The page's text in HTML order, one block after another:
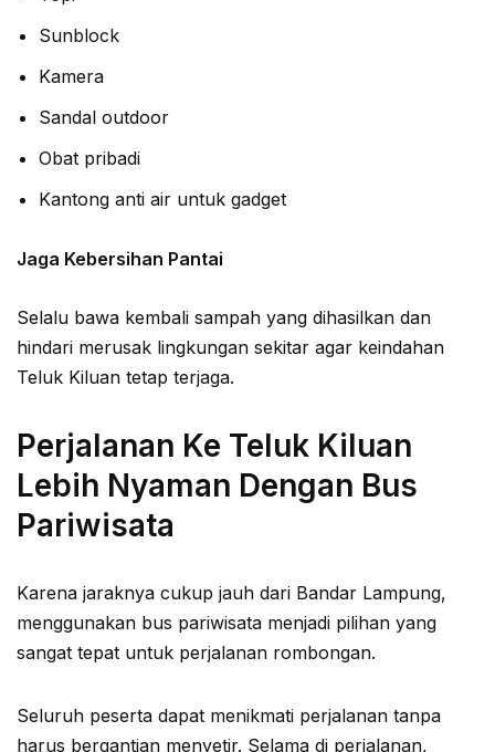
Sunblock
Kamera
Sandal outdoor
Obat pribadi
Kantong anti air untuk gadget
Jaga Kebersihan Pantai
Selalu bawa kembali sampah yang dihasilkan dan
hindari merusak lingkungan sekitar agar keindahan
Teluk Kiluan tetap terjaga.
Perjalanan Ke Teluk Kiluan
Lebih Nyaman Dengan Bus
Pariwisata
Karena jaraknya cukup jauh dari Bandar Lampung,
menggunakan bus pariwisata menjadi pilihan yang
sangat tepat untuk perjalanan rombongan.
Seluruh peserta dapat menikmati perjalanan tanpa
harus bergantian menyetir. Selama di perjalanan,